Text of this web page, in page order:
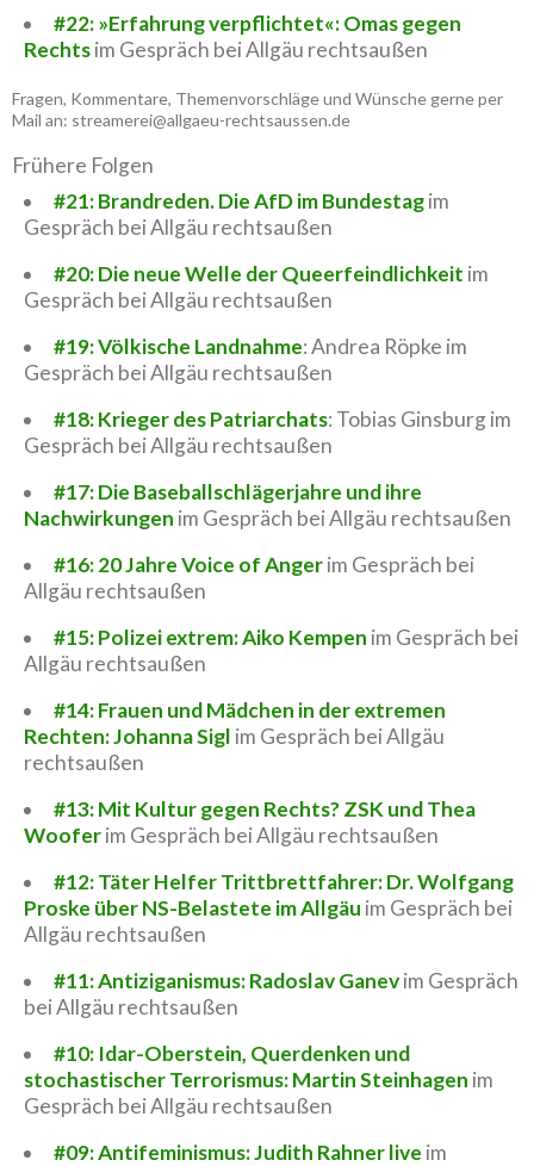
#22: »Erfahrung verpflichtet«: Omas gegen
Rechtsim Gespräch bei Allgäu rechtsaußen
Fragen, Kommentare, Themenvorschläge und Wünsche gerne per
Mail an: streamerei@allgaeu-rechtsaussen.de
Frühere Folgen
#21: Brandreden. Die AfD im Bundestagim
Gespräch bei Allgäu rechtsaußen
#20: Die neue Welle der Queerfeindlichkeit im
Gespräch bei Allgäu rechtsaußen
#19: Völkische Landnahme: Andrea Röpke im
Gespräch bei Allgäu rechtsaußen
#18: Krieger des Patriarchats: Tobias Ginsburg im
Gespräch bei Allgäu rechtsaußen
#17: Die Baseballschlägerjahre und ihre
Nachwirkungen im Gespräch bei Allgäu rechtsaußen
#16: 20 Jahre Voice of Angerim Gespräch bei
Allgäu rechtsaußen
#15: Polizei extrem: Aiko Kempen im Gespräch bei
Allgäu rechtsaußen
#14: Frauen und Mädchen in der extremen
Rechten: Johanna Sigl im Gespräch bei Allgäu
rechtsaußen
#13: Mit Kultur gegen Rechts? ZSK und Thea
Wooferim Gespräch bei Allgäu rechtsaußen
#12: Täter Helfer Trittbrettfahrer: Dr. Wolfgang
Proske über NS-Belastete im Allgäu im Gespräch bei
Allgäu rechtsaußen
#11: Antiziganismus: Radoslav Ganevim Gespräch
bei Allgäu rechtsaußen
#10: Idar-Oberstein, Querdenken und
stochastischer Terrorismus: Martin Steinhagen im
Gespräch bei Allgäu rechtsaußen
#09: Antifeminismus: Judith Rahner live im